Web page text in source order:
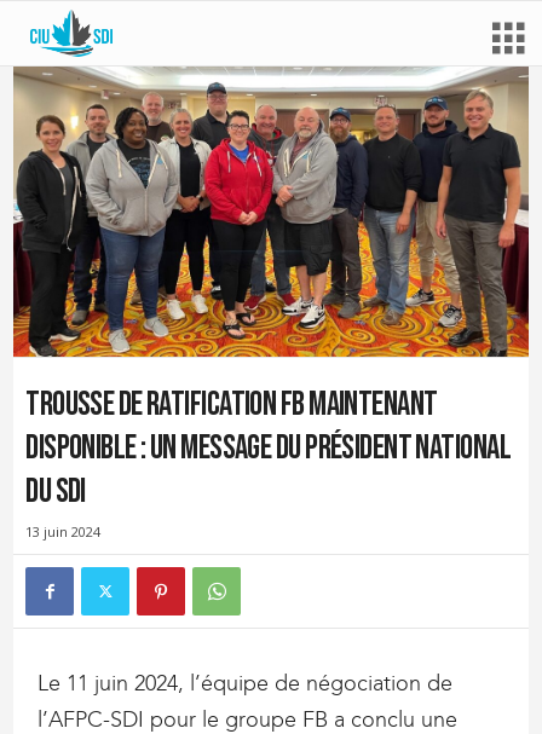
Trousse de ratification FB maintenant
disponible : un message du président national
du SDI
13 juin 2024
Le 11 juin 2024, l’équipe de négociation de
l’AFPC-SDI pour le groupe FB a conclu une